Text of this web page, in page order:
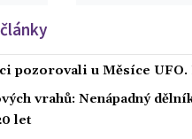
pozorovali u Měsíce
vrahů: Nenápadný
let